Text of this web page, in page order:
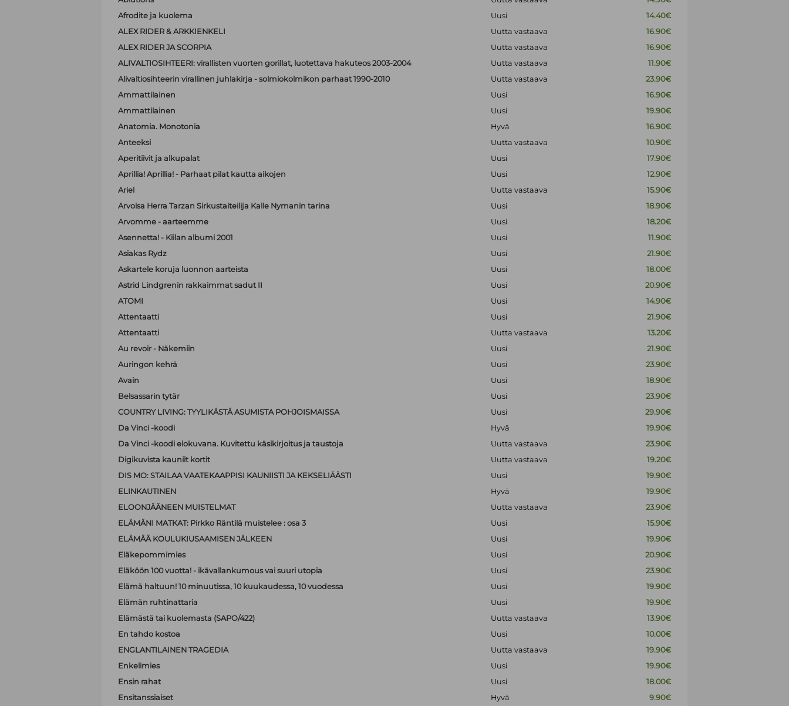
Afrodite ja kuolema
Uusi
14.40€
ALEX RIDER & ARKKIENKELI
Uutta vastaava
16.90€
ALEX RIDER JA SCORPIA
Uutta vastaava
16.90€
ALIVALTIOSIHTEERI: virallisten vuorten gorillat, luotettava hakuteos 2003-2004
Uutta vastaava
11.90€
Alivaltiosihteerin virallinen juhlakirja - solmiokolmikon parhaat 1990-2010
Uutta vastaava
23.90€
Ammattilainen
Uusi
16.90€
Ammattilainen
Uusi
19.90€
Anatomia. Monotonia
Hyvä
16.90€
Anteeksi
Uutta vastaava
10.90€
Aperitiivit ja alkupalat
Uusi
17.90€
Aprillia! Aprillia! - Parhaat pilat kautta aikojen
Uusi
12.90€
Ariel
Uutta vastaava
15.90€
Arvoisa Herra Tarzan Sirkustaiteilija Kalle Nymanin tarina
Uusi
18.90€
Arvomme - aarteemme
Uusi
18.20€
Asennetta! - Kiilan albumi 2001
Uusi
11.90€
Asiakas Rydz
Uusi
21.90€
Askartele koruja luonnon aarteista
Uusi
18.00€
Astrid Lindgrenin rakkaimmat sadut II
Uusi
20.90€
ATOMI
Uusi
14.90€
Attentaatti
Uusi
21.90€
Attentaatti
Uutta vastaava
13.20€
Au revoir - Näkemiin
Uusi
21.90€
Auringon kehrä
Uusi
23.90€
Avain
Uusi
18.90€
Belsassarin tytär
Uusi
23.90€
COUNTRY LIVING: TYYLIKÄSTÄ ASUMISTA POHJOISMAISSA
Uusi
29.90€
Da Vinci -koodi
Hyvä
19.90€
Da Vinci -koodi elokuvana. Kuvitettu käsikirjoitus ja taustoja
Uutta vastaava
23.90€
Digikuvista kauniit kortit
Uutta vastaava
19.20€
DIS MO: STAILAA VAATEKAAPPISI KAUNIISTI JA KEKSELIÄÄSTI
Uusi
19.90€
ELINKAUTINEN
Hyvä
19.90€
ELOONJÄÄNEEN MUISTELMAT
Uutta vastaava
23.90€
ELÄMÄNI MATKAT: Pirkko Räntilä muistelee : osa 3
Uusi
15.90€
ELÄMÄÄ KOULUKIUSAAMISEN JÄLKEEN
Uusi
19.90€
Eläkepommimies
Uusi
20.90€
Eläköön 100 vuotta! - ikävallankumous vai suuri utopia
Uusi
23.90€
Elämä haltuun! 10 minuutissa, 10 kuukaudessa, 10 vuodessa
Uusi
19.90€
Elämän ruhtinattaria
Uusi
19.90€
Elämästä tai kuolemasta (SAPO/422)
Uutta vastaava
13.90€
En tahdo kostoa
Uusi
10.00€
ENGLANTILAINEN TRAGEDIA
Uutta vastaava
19.90€
Enkelimies
Uusi
19.90€
Ensin rahat
Uusi
18.00€
Ensitanssiaiset
Hyvä
9.90€